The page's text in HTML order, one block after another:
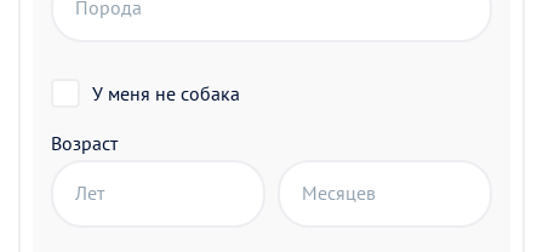
Порода
У меня не собака
Возраст
Лет Месяцев